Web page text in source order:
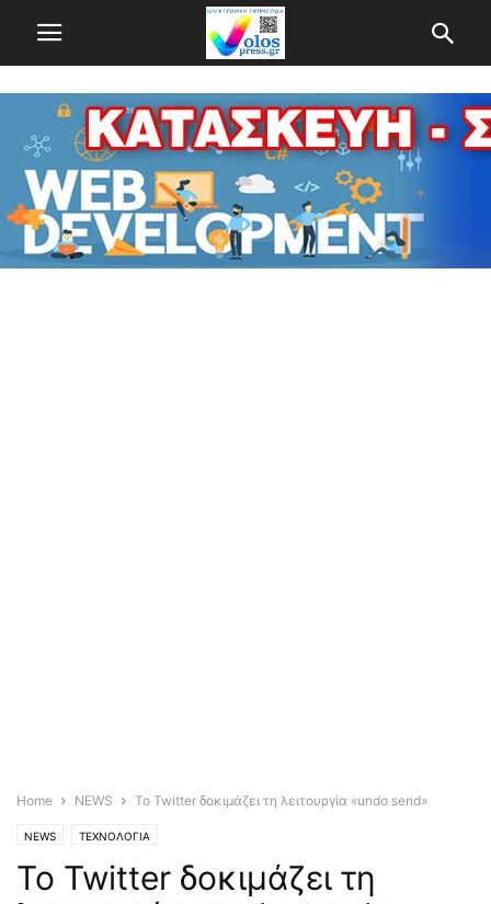
Home NEWS Το Twitter δοκιμάζει τη λειτουργία «undo send»
NEWS ΤΕΧΝΟΛΟΓΙΑ
Το Twitter δοκιμάζει τη